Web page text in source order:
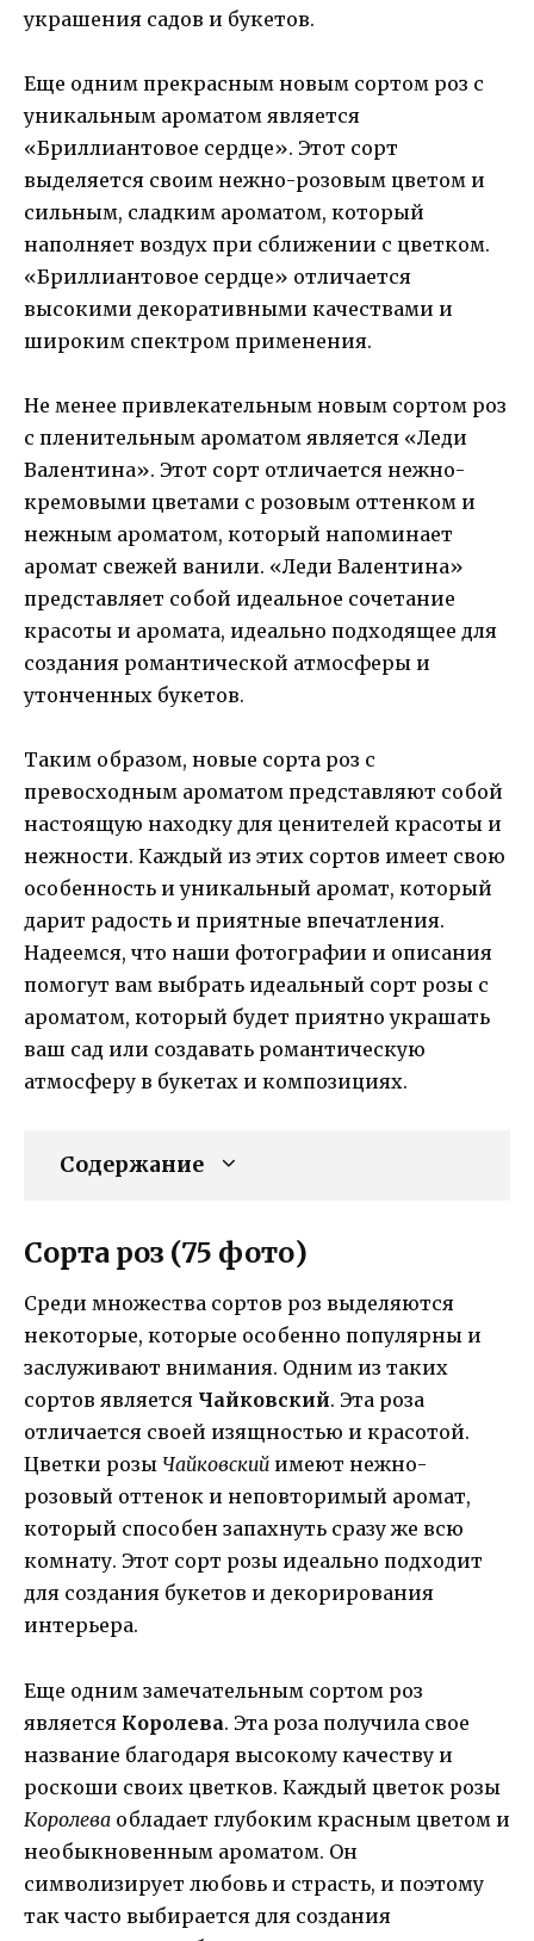
украшения садов и букетов.
Еще одним прекрасным новым сортом роз с
уникальным ароматом является
«Бриллиантовое сердце». Этот сорт
выделяется своим нежно-розовым цветом и
сильным, сладким ароматом, который
наполняет воздух при сближении с цветком.
«Бриллиантовое сердце» отличается
высокими декоративными качествами и
широким спектром применения.
Не менее привлекательным новым сортом роз
с пленительным ароматом является «Леди
Валентина». Этот сорт отличается нежно-
кремовыми цветами с розовым оттенком и
нежным ароматом, который напоминает
аромат свежей ванили. «Леди Валентина»
представляет собой идеальное сочетание
красоты и аромата, идеально подходящее для
создания романтической атмосферы и
утонченных букетов.
Таким образом, новые сорта роз с
превосходным ароматом представляют собой
настоящую находку для ценителей красоты и
нежности. Каждый из этих сортов имеет свою
особенность и уникальный аромат, который
дарит радость и приятные впечатления.
Надеемся, что наши фотографии и описания
помогут вам выбрать идеальный сорт розы с
ароматом, который будет приятно украшать
ваш сад или создавать романтическую
атмосферу в букетах и композициях.
Содержание
Сорта роз (75 фото)
Среди множества сортов роз выделяются
некоторые, которые особенно популярны и
заслуживают внимания. Одним из таких
сортов является Чайковский. Эта роза
отличается своей изящностью и красотой.
Цветки розы Чайковский имеют нежно-
розовый оттенок и неповторимый аромат,
который способен запахнуть сразу же всю
комнату. Этот сорт розы идеально подходит
для создания букетов и декорирования
интерьера.
Еще одним замечательным сортом роз
является Королева. Эта роза получила свое
название благодаря высокому качеству и
роскоши своих цветков. Каждый цветок розы
Королева обладает глубоким красным цветом и
необыкновенным ароматом. Он
символизирует любовь и страсть, и поэтому
так часто выбирается для создания